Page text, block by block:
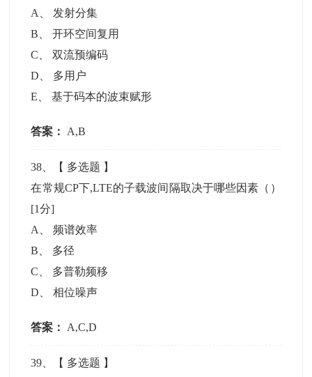
A
发射分集
B 、开环空间复用
C 、双流预编码
D
多用户
E 、基于码本的波束赋形
答案： A,B
38 、【 多选题 】
在常规CP下,LTE的子载波间隔取决于哪些因素（）
[1分]
A
、频谱效率
B
多径
C
多普勒频移
D 、相位噪声
答案： A,C,D
39 、【 多选题 】